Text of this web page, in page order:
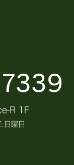
R 1F
日曜日